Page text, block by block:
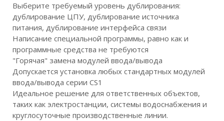
Выберите требуемый уровень дублирования:
дублирование ЦПУ, дублирование источника
питания, дублирование интерфейса связи
Написание специальной программы, равно как и
программные средства не требуются
"Горячая" замена модулей ввода/вывода
Допускается установка любых стандартных модулей
ввода/вывода серии CS1
Идеальное решение для ответственных объектов,
таких как электростанции, системы водоснабжения и
круглосуточные производственные линии.